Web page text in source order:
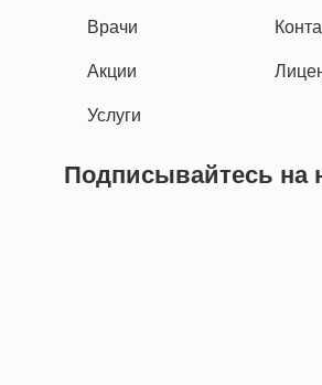
Врачи
Акции
Услуги
Подписывайтесь на